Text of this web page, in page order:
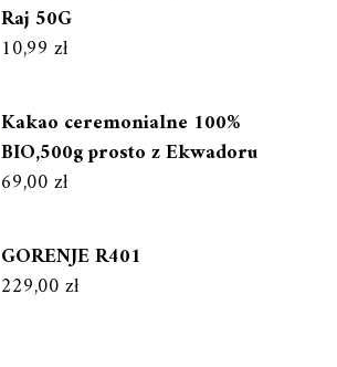
Raj 50G
10,99 zł
Kakao ceremonialne 100%
BIO,500g prosto z Ekwadoru
69,00zł
GORENJE R401
229,00zł